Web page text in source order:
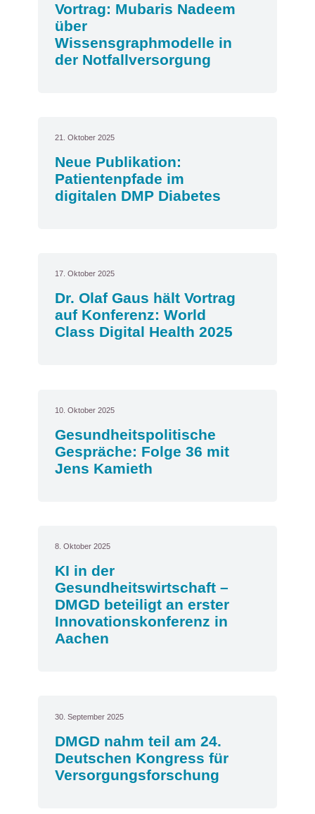
Vortrag: Mubaris Nadeem
über
Wissensgraphmodelle in
der Notfallversorgung
21. Oktober 2025
Neue Publikation:
Patientenpfade im
digitalen DMP Diabetes
17. Oktober 2025
Dr. Olaf Gaus hält Vortrag
auf Konferenz: World
Class Digital Health 2025
10. Oktober 2025
Gesundheitspolitische
Gespräche: Folge 36 mit
Jens Kamieth
8. Oktober 2025
KI in der
Gesundheitswirtschaft –
DMGD beteiligt an erster
Innovationskonferenz in
Aachen
30. September 2025
DMGD nahm teil am 24.
Deutschen Kongress für
Versorgungsforschung